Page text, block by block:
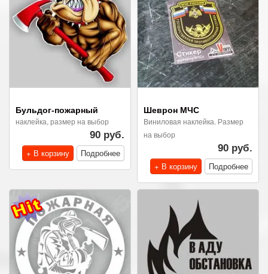
Бульдог-пожарный
наклейка, размер на выбор
90 руб.
+ В корзину
Подробнее
Шеврон МЧС
Виниловая наклейка. Размер
на выбор
90 руб.
+ В корзину
Подробнее